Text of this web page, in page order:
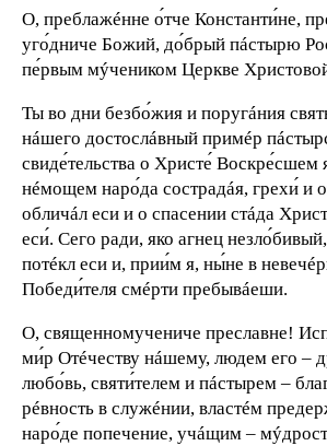
О, преблажéнне о́тче Константи́не,
уго́дниче Божий, до́брый пáстырю
пе́рвым мýчеником Церкве
Ты во дни безбо́жия и поругáния
нáшего достослáвный примéр
свиде́тельства о Христе́ Воскре́сшем
нéмощем наро́да сострадáя, грехи́ и
обличáл еси и о спасении стáда
еси́. Сего ради, яко агнец
потéкл еси и, прии́м я, ны́не в
Победи́теля смéрти пребывáеши.
О, священномучениче преславне!
ми́р Отéчеству нáшему, людем его –
любо́вь, святи́телем и пáстырем –
рéвность в служéнии, властéм
наро́де попечение, учáщим –